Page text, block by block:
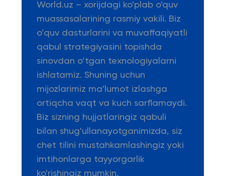
World.uz – xorijdagi ko'plab o'quv
muassasalarining rasmiy vakili. Biz
o’quv dasturlarini va muvaffaqiyatli
qabul strategiyasini topishda
sinovdan o’tgan texnologiyalarni
ishlatamiz. Shuning uchun
mijozlarimiz ma'lumot izlashga
ortiqcha vaqt va kuch sarflamaydi.
Biz sizning hujjatlaringiz qabuli
bilan shug'ullanayotganimizda, siz
chet tilini mustahkamlashingiz yoki
imtihonlarga tayyorgarlik
ko'rishingiz mumkin.